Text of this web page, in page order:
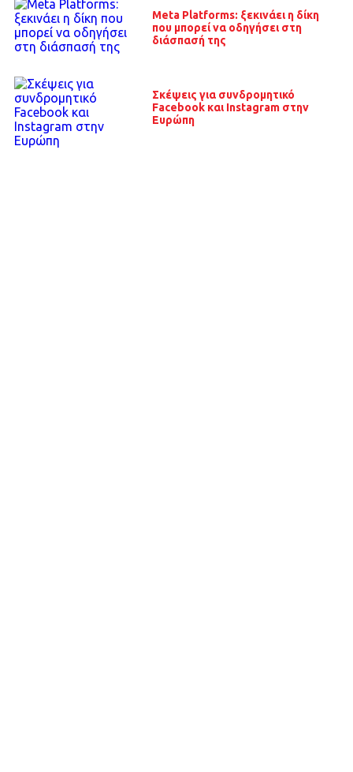
Meta Platforms: ξεκινάει η δίκη
που μπορεί να οδηγήσει στη
διάσπασή της
Σκέψεις για συνδρομητικό
Facebook και Instagram στην
Ευρώπη